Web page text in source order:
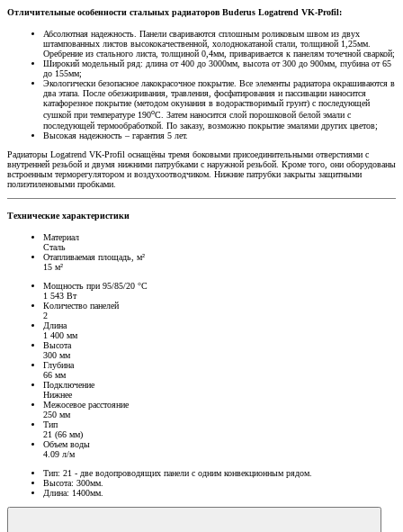
Отличительные особенности стальных радиаторов Buderus Logatrend VK-Profil:
Абсолютная надежность. Панели свариваются сплошным роликовым швом из двух
штампованных листов высококачественной, холоднокатаной стали, толщиной 1,25мм.
Оребрение из стального листа, толщиной 0,4мм, приваривается к панелям точечной сваркой;
Широкий модельный ряд: длина от 400 до 3000мм, высота от 300 до 900мм, глубина от 65
до 155мм;
Экологически безопасное лакокрасочное покрытие. Все элементы радиатора окрашиваются в
два этапа. После обезжиривания, травления, фосфатирования и пассивации наносится
катафорезное покрытие (методом окунания в водорастворимый грунт) с последующей
сушкой при температуре 190оС. Затем наносится слой порошковой белой эмали с
последующей термообработкой. По заказу, возможно покрытие эмалями других цветов;
Высокая надежность – гарантия 5 лет.
Радиаторы Logatrend VK-Profil оснащёны тремя боковыми присоединительными отверстиями с
внутренней резьбой и двумя нижними патрубками с наружной резьбой. Кроме того, они оборудованы
встроенным терморегулятором и воздухоотводчиком. Нижние патрубки закрыты защитными
полиэтиленовыми пробками.
Технические характеристики
Материал
Сталь
Отапливаемая площадь, м²
15 м²
Мощность при 95/85/20 °C
1 543 Вт
Количество панелей
2
Длина
1 400 мм
Высота
300 мм
Глубина
66 мм
Подключение
Нижнее
Межосевое расстояние
250 мм
Тип
21 (66 мм)
Объем воды
4.09 л/м
Тип: 21 - две водопроводящих панели с одним конвекционным рядом.
Высота: 300мм.
Длина: 1400мм.